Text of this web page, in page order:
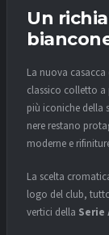
Un
La nuova casacca
classico colletto a
più iconiche della
nere restano
moderne e
La scelta
logo del club,
vertici della Serie